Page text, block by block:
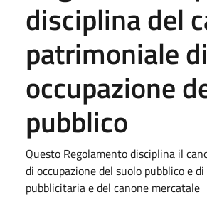
disciplina del
patrimoniale di
occupazione
pubblico
Questo Regolamento disciplina il
di occupazione del suolo pubblico e
pubblicitaria e del canone mercatale